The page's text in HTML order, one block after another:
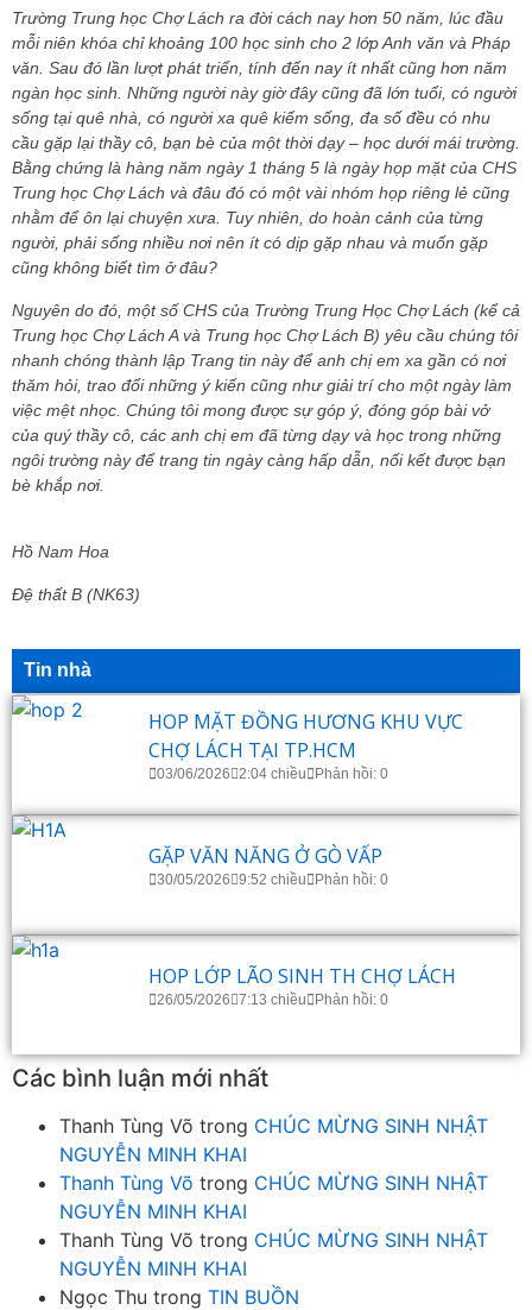
Trường Trung học Chợ Lách ra đời cách nay hơn 50 năm, lúc đầu
mỗi niên khóa chỉ khoảng 100 học sinh cho 2 lớp Anh văn và Pháp
văn. Sau đó lần lượt phát triển, tính đến nay ít nhất cũng hơn năm
ngàn học sinh. Những người này giờ đây cũng đã lớn tuổi, có người
sống tại quê nhà, có người xa quê kiếm sống, đa số đều có nhu
cầu gặp lại thầy cô, bạn bè của một thời dạy – học dưới mái trường.
Bằng chứng là hàng năm ngày 1 tháng 5 là ngày họp mặt của CHS
Trung học Chợ Lách và đâu đó có một vài nhóm họp riêng lẻ cũng
nhằm để ôn lại chuyện xưa. Tuy nhiên, do hoàn cảnh của từng
người, phải sống nhiều nơi nên ít có dịp gặp nhau và muốn gặp
cũng không biết tìm ở đâu?
Nguyên do đó, một số CHS của Trường Trung Học Chợ Lách (kể cả
Trung học Chợ Lách A và Trung học Chợ Lách B) yêu cầu chúng tôi
nhanh chóng thành lập Trang tin này để anh chị em xa gần có nơi
thăm hỏi, trao đổi những ý kiến cũng như giải trí cho một ngày làm
việc mệt nhọc. Chúng tôi mong được sự góp ý, đóng góp bài vở
của quý thầy cô, các anh chị em đã từng dạy và học trong những
ngôi trường này để trang tin ngày càng hấp dẫn, nối kết được bạn
bè khắp nơi.
Hồ Nam Hoa
Đệ thất B (NK63)
Tin nhà
HOP MẶT ĐỒNG HƯƠNG KHU VỰC
CHỢ LÁCH TẠI TP.HCM
03/06/2026 2:04 chiều Phản hồi: 0
GẶP VĂN NĂNG Ở GÒ VẤP
30/05/2026 9:52 chiều Phản hồi: 0
HOP LỚP LÃO SINH TH CHỢ LÁCH
26/05/2026 7:13 chiều Phản hồi: 0
Các bình luận mới nhất
Thanh Tùng Võ trong CHÚC MỪNG SINH NHẬT
NGUYỄN MINH KHAI
Thanh Tùng Võ trong CHÚC MỪNG SINH NHẬT
NGUYỄN MINH KHAI
Thanh Tùng Võ trong CHÚC MỪNG SINH NHẬT
NGUYỄN MINH KHAI
Ngọc Thu trong TIN BUỒN